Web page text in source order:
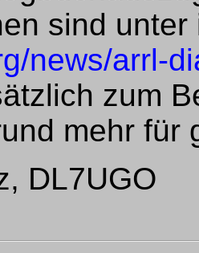
sind
news/arrl-
zum
mehr für
DL7UGO